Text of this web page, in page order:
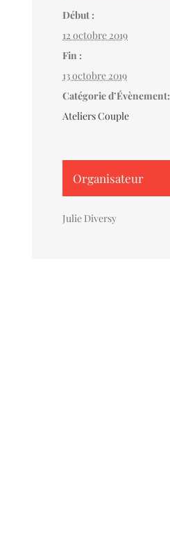
Début :
12 octobre 2019
Fin :
13 octobre 2019
Catégorie d’Évènement:
Ateliers Couple
Organisateur
Julie Diversy